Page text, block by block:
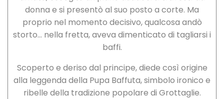
donna e si presentò al suo posto a corte. Ma
proprio nel momento decisivo, qualcosa andò
storto… nella fretta, aveva dimenticato di tagliarsi i
baffi.
Scoperto e deriso dal principe, diede così origine
alla leggenda della Pupa Baffuta, simbolo ironico e
ribelle della tradizione popolare di Grottaglie.